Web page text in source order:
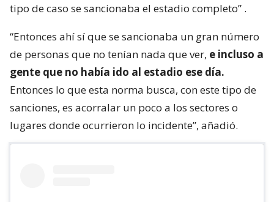
tipo de caso se sancionaba el estadio completo” .
“Entonces ahí sí que se sancionaba un gran número
de personas que no tenían nada que ver, e incluso a
gente que no había ido al estadio ese día.
Entonces lo que esta norma busca, con este tipo de
sanciones, es acorralar un poco a los sectores o
lugares donde ocurrieron lo incidente”, añadió.